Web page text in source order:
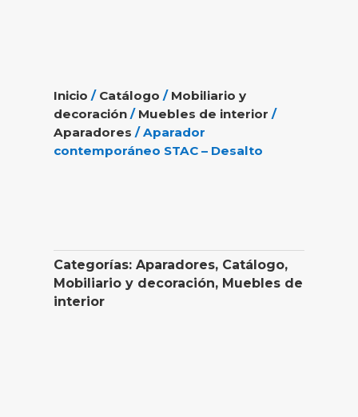
Inicio / Catálogo / Mobiliario y
decoración / Muebles de interior /
Aparadores / Aparador
contemporáneo STAC – Desalto
Categorías:Aparadores, Catálogo,
Mobiliario y decoración, Muebles de
interior